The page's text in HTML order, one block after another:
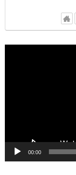
00:00